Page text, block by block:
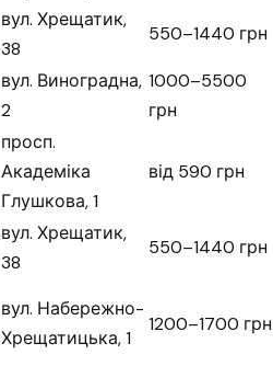
вул. Хрещатик,
38
550–1440 грн
вул. Виноградна,
2
1000–5500
грн
просп.
Академіка
Глушкова, 1
від 590 грн
вул. Хрещатик,
38
550–1440 грн
вул. Набережно-
Хрещатицька, 1
1200–1700 грн